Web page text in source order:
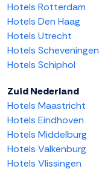
Hotels Rotterdam
Hotels Den Haag
Hotels Utrecht
Hotels Scheveningen
Hotels Schiphol
Zuid Nederland
Hotels Maastricht
Hotels Eindhoven
Hotels Middelburg
Hotels Valkenburg
Hotels Vlissingen